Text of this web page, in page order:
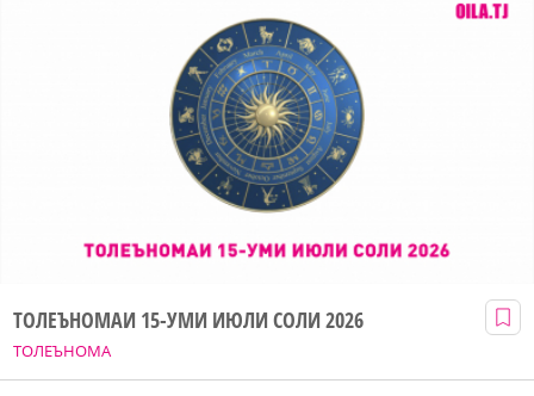
ТОЛЕЪНОМА
ТОЛЕЪНОМАИ 15-УМИ ИЮЛИ СОЛИ 2026